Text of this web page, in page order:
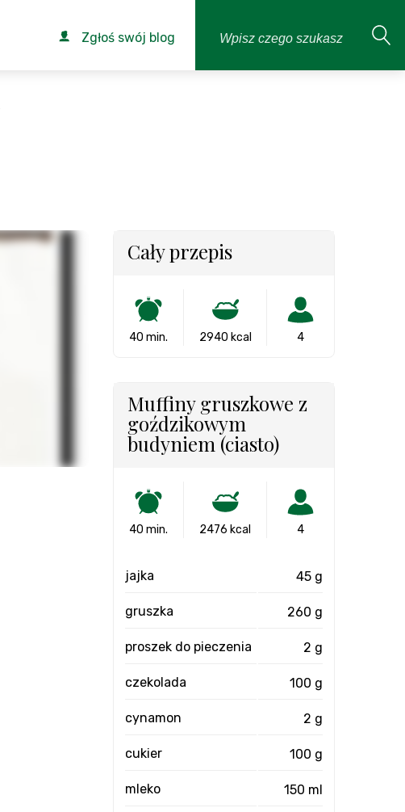
Zgłoś swój blog
Cały przepis
40 min. 2940 kcal 4
Muffiny gruszkowe z
goździkowym
budyniem (ciasto)
40 min. 2476 kcal 4
jajka 45 g
gruszka 260 g
proszek do pieczenia 2 g
czekolada 100 g
cynamon 2 g
cukier 100 g
mleko 150 ml